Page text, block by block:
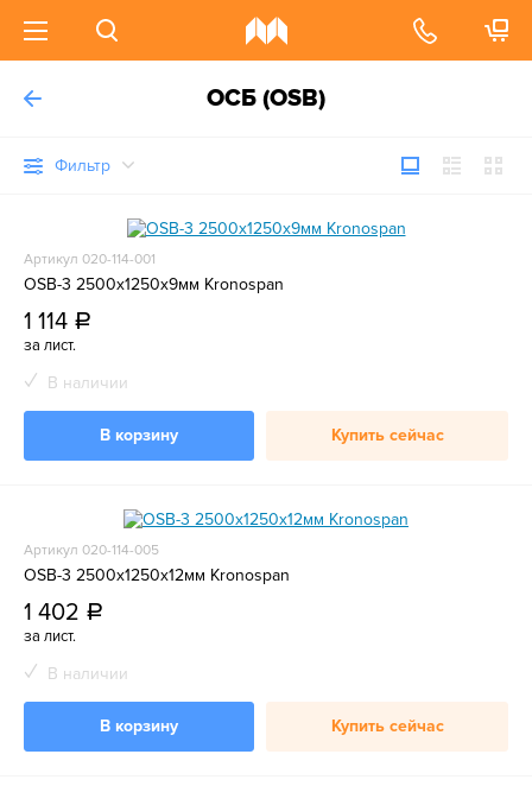
ОСБ (OSB)
Фильтр
Артикул 020-114-001
OSB-3 2500х1250х9мм Kronospan
1 114 a
за лист.
В наличии
В корзину Купить сейчас
Артикул 020-114-005
OSB-3 2500х1250х12мм Kronospan
1 402 a
за лист.
В наличии
В корзину Купить сейчас